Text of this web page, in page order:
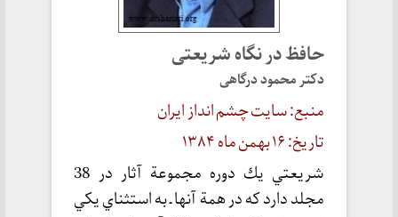
حافظ در نگاه شريعتی
دکتر محمود درگاهی
منبع: سایت چشم انداز ایران
تاریخ:۱۶بهمن ماه ۱۳۸۴
شريعتي يك دوره مجموعة آثار در 38
مجلد دارد كه در همة آنها ـ به استثناي يكي